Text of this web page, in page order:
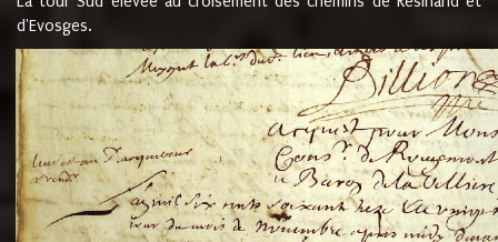
d'Evosges.